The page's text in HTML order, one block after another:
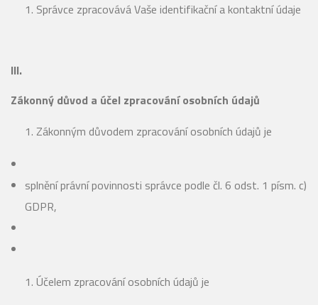
Správce zpracovává Vaše identifikační a kontaktní údaje
III.
Zákonný důvod a účel zpracování osobních údajů
Zákonným důvodem zpracování osobních údajů je
splnění právní povinnosti správce podle čl. 6 odst. 1 písm. c)
GDPR,
Účelem zpracování osobních údajů je